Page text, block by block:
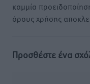
καμμία
όρους χρήσης
Προσθέστε ένα